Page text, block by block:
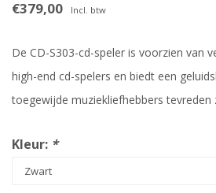
€379,00 Incl. btw
De CD-S303-cd-speler is voorzien van
high-end cd-spelers en biedt een
toegewijde muziekliefhebbers tevreden
Kleur: *